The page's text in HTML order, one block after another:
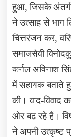
हुआ, जिसके अंतर्गत
ने उत्साह से भाग
चित्तरंजन कर,
समाजसेवी
कर्नल अविनाश
में सहायक बताते
की। वाद-विवाद
ओर बढ़ रहे हैं।
ने अपनी उत्कृष्ट